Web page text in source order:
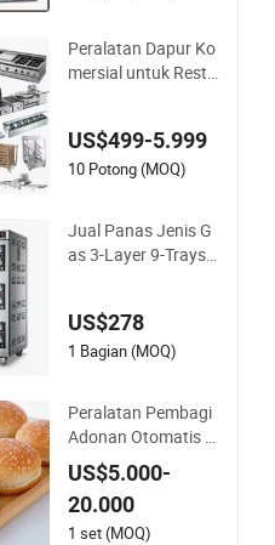
Peralatan Dapur Ko
mersial untuk Resto
engkapan Peralata
n Hotel Restoran
US$499-5.999
10 Potong (MOQ)
Jual Panas Jenis G
as 3-Layer 9-Trays
Oven Pemanggang
1/2/3/4 untuk Mem
manggang
US$278
1 Bagian (MOQ)
Peralatan Pembagi
Adonan Otomatis &
amp; Pembulatan O
perasi Berkelanjuta
n
US$5.000-
20.000
1 set (MOQ)